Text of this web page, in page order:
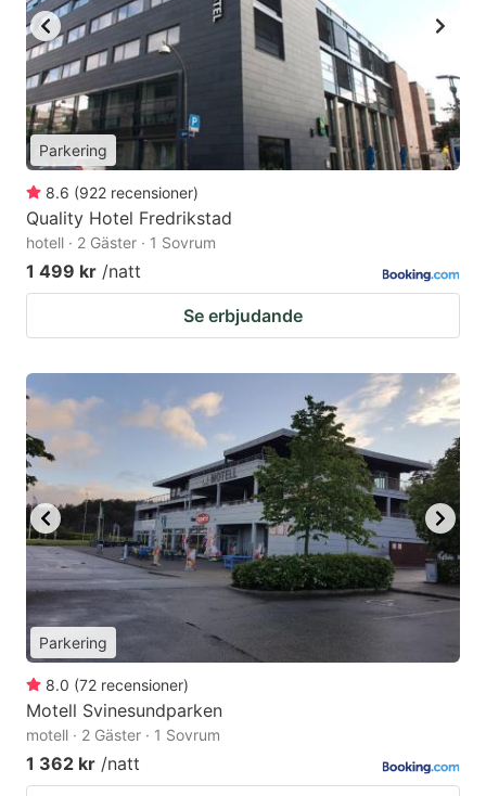
Parkering
8.6 (922 recensioner)
Quality Hotel Fredrikstad
hotell · 2 Gäster · 1 Sovrum
1 499 kr /natt
Se erbjudande
Parkering
8.0 (72 recensioner)
Motell Svinesundparken
motell · 2 Gäster · 1 Sovrum
1 362 kr /natt